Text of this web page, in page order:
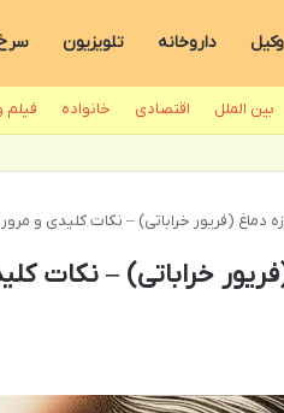
وکیل داروخانه تلویزیون
بین الملل اقتصادی خانواده فیلم
دماغ (فریور خراباتی) – نکات کلیدی و
خراباتی) – نکات